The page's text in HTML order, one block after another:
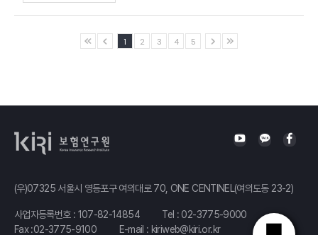
1 2 3 4 5
(우)07325 서울시 영등포구 여의대로 70, ONE CENTINEL(여의도동 23-2)
사업자등록번호 : 107-82-14854 Tel : 02-3775-9000
Fax :02-3775-9100
E-mail : kiriweb@kiri.or.kr